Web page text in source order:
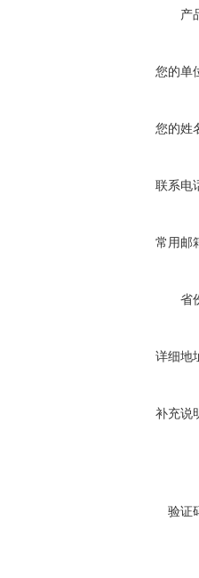
产
您的单
您的姓
联系电
常用邮
省
详细地
补充说
验证